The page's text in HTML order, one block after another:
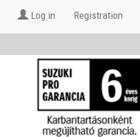
Log in Registration